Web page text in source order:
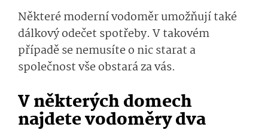
Některé moderní vodoměr umožňují také
dálkový odečet spotřeby. V takovém
případě se nemusíte o nic starat a
společnost vše obstará za vás.
V některých domech
najdete vodoměry dva